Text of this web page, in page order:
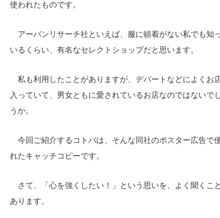
使われたものです。
アーバンリサーチ社といえば、服に頓着がない私でも知
いるくらい、有名なセレクトショップだと思います。
私も利用したことがありますが、デパートなどによくお
入っていて、男女ともに愛されているお店なのではないで
うか。
今回ご紹介するコトバは、そんな同社のポスター広告で
れたキャッチコピーです。
さて、「心を強くしたい！」という思いを、よく聞くこ
あります。